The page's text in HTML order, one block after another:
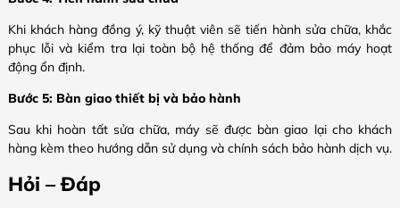
Khi khách hàng đồng ý, kỹ thuật viên sẽ tiến hành sửa chữa, khắc
phục lỗi và kiểm tra lại toàn bộ hệ thống để đảm bảo máy hoạt
động ổn định.
Bước 5: Bàn giao thiết bị và bảo hành
Sau khi hoàn tất sửa chữa, máy sẽ được bàn giao lại cho khách
hàng kèm theo hướng dẫn sử dụng và chính sách bảo hành dịch vụ.
Hỏi – Đáp